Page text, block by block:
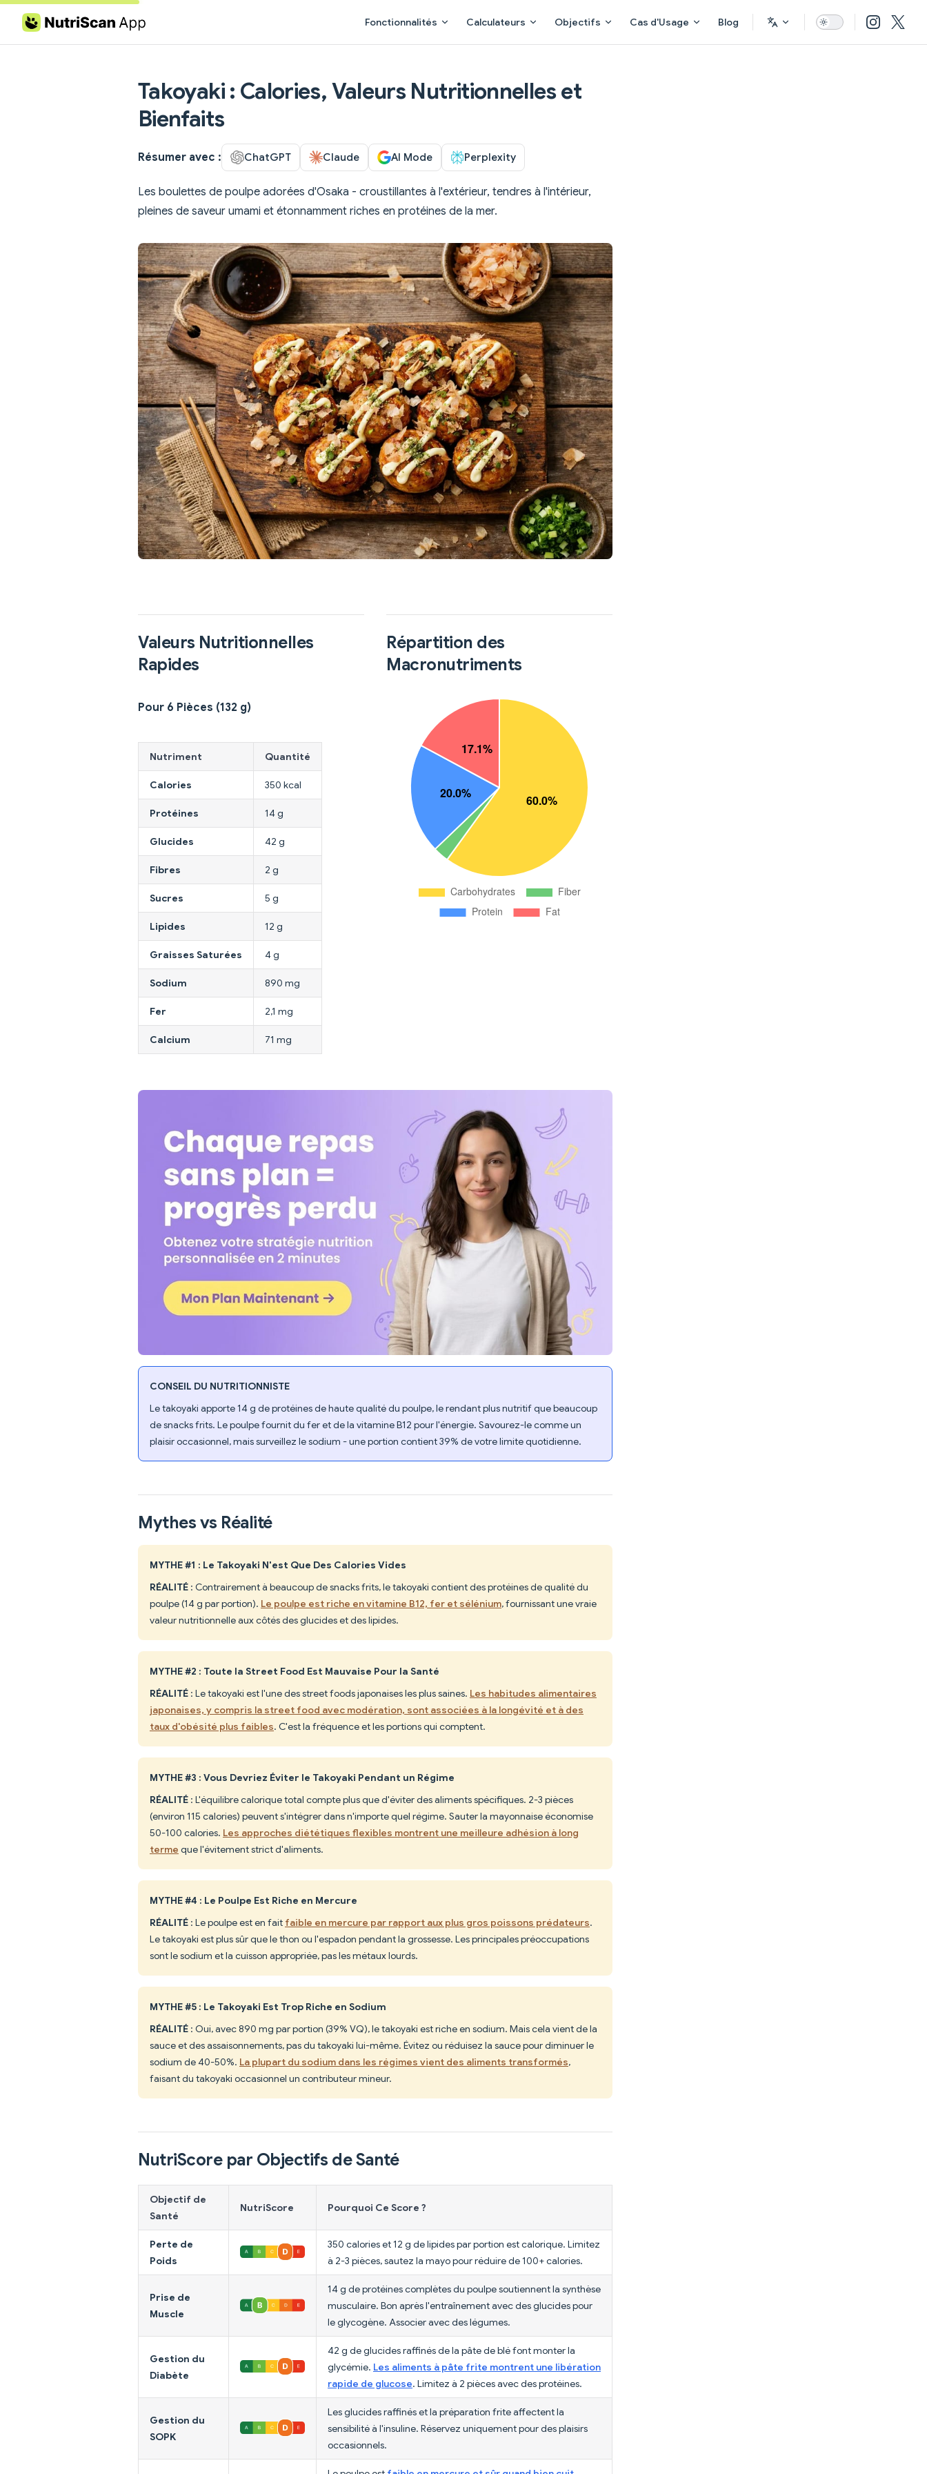
Skip to content Fonctionnalités Calculateurs Objectifs Cas d'Usage Blog
Takoyaki : Calories, Valeurs Nutritionnelles et
Bienfaits
Résumer avec : ChatGPT Claude AI Mode Perplexity
Les boulettes de poulpe adorées d'Osaka - croustillantes à l'extérieur, tendres à l'intérieur,
pleines de saveur umami et étonnamment riches en protéines de la mer.
Valeurs Nutritionnelles
Rapides
Pour 6 Pièces (132 g)
Nutriment Quantité
Calories 350 kcal
Protéines 14 g
Glucides 42 g
Fibres 2 g
Sucres 5 g
Lipides 12 g
Graisses Saturées 4 g
Sodium 890 mg
Fer 2,1 mg
Calcium 71 mg
Répartition des
Macronutriments
CONSEIL DU NUTRITIONNISTE
Le takoyaki apporte 14 g de protéines de haute qualité du poulpe, le rendant plus nutritif que beaucoup
de snacks frits. Le poulpe fournit du fer et de la vitamine B12 pour l'énergie. Savourez-le comme un
plaisir occasionnel, mais surveillez le sodium - une portion contient 39% de votre limite quotidienne.
Mythes vs Réalité
MYTHE #1 : Le Takoyaki N'est Que Des Calories Vides
RÉALITÉ : Contrairement à beaucoup de snacks frits, le takoyaki contient des protéines de qualité du
poulpe (14 g par portion). Le poulpe est riche en vitamine B12, fer et sélénium, fournissant une vraie
valeur nutritionnelle aux côtés des glucides et des lipides.
MYTHE #2 : Toute la Street Food Est Mauvaise Pour la Santé
RÉALITÉ : Le takoyaki est l'une des street foods japonaises les plus saines. Les habitudes alimentaires
japonaises, y compris la street food avec modération, sont associées à la longévité et à des
taux d'obésité plus faibles. C'est la fréquence et les portions qui comptent.
MYTHE #3 : Vous Devriez Éviter le Takoyaki Pendant un Régime
RÉALITÉ : L'équilibre calorique total compte plus que d'éviter des aliments spécifiques. 2-3 pièces
(environ 115 calories) peuvent s'intégrer dans n'importe quel régime. Sauter la mayonnaise économise
50-100 calories. Les approches diététiques flexibles montrent une meilleure adhésion à long
terme que l'évitement strict d'aliments.
MYTHE #4 : Le Poulpe Est Riche en Mercure
RÉALITÉ : Le poulpe est en fait faible en mercure par rapport aux plus gros poissons prédateurs.
Le takoyaki est plus sûr que le thon ou l'espadon pendant la grossesse. Les principales préoccupations
sont le sodium et la cuisson appropriée, pas les métaux lourds.
MYTHE #5 : Le Takoyaki Est Trop Riche en Sodium
RÉALITÉ : Oui, avec 890 mg par portion (39% VQ), le takoyaki est riche en sodium. Mais cela vient de la
sauce et des assaisonnements, pas du takoyaki lui-même. Évitez ou réduisez la sauce pour diminuer le
sodium de 40-50%. La plupart du sodium dans les régimes vient des aliments transformés,
faisant du takoyaki occasionnel un contributeur mineur.
NutriScore par Objectifs de Santé
Objectif de
Santé
NutriScore Pourquoi Ce Score ?
Perte de
Poids
350 calories et 12 g de lipides par portion est calorique. Limitez
à 2-3 pièces, sautez la mayo pour réduire de 100+ calories.
Prise de
Muscle
14 g de protéines complètes du poulpe soutiennent la synthèse
musculaire. Bon après l'entraînement avec des glucides pour
le glycogène. Associer avec des légumes.
Gestion du
Diabète
42 g de glucides raffinés de la pâte de blé font monter la
glycémie. Les aliments à pâte frite montrent une libération
rapide de glucose. Limitez à 2 pièces avec des protéines.
Gestion du
SOPK
Les glucides raffinés et la préparation frite affectent la
sensibilité à l'insuline. Réservez uniquement pour des plaisirs
occasionnels.